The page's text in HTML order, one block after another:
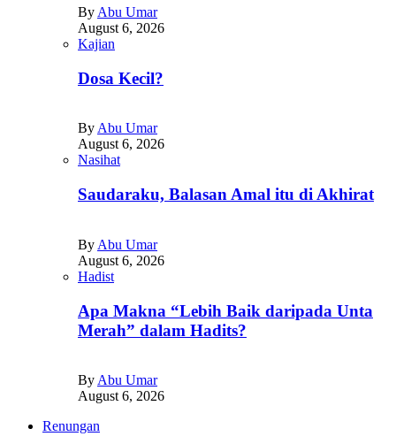
By Abu Umar
August 6, 2026
Kajian
Dosa Kecil?
By Abu Umar
August 6, 2026
Nasihat
Saudaraku, Balasan Amal itu di Akhirat
By Abu Umar
August 6, 2026
Hadist
Apa Makna “Lebih Baik daripada Unta
Merah” dalam Hadits?
By Abu Umar
August 6, 2026
Renungan